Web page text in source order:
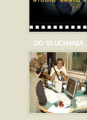
DO SŁUCHANIA